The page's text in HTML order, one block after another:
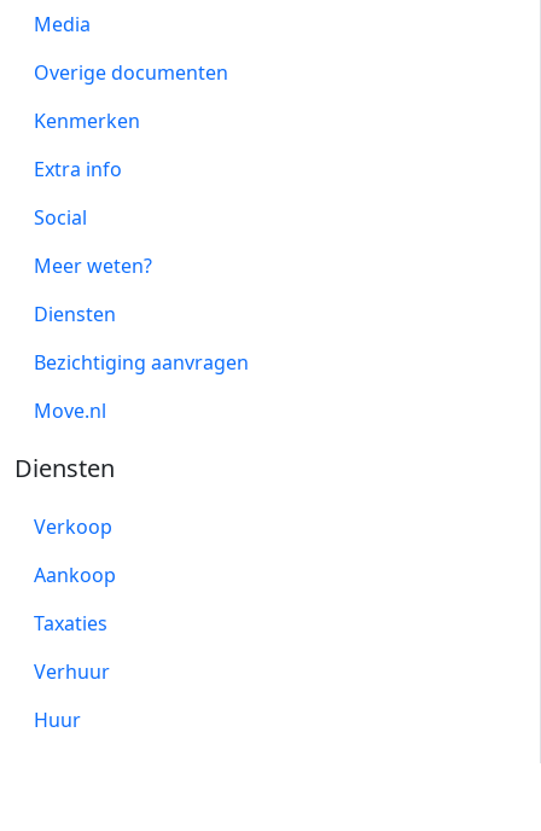
Media
Overige documenten
Kenmerken
Extra info
Social
Meer weten?
Diensten
Bezichtiging aanvragen
Move.nl
Diensten
Verkoop
Aankoop
Taxaties
Verhuur
Huur